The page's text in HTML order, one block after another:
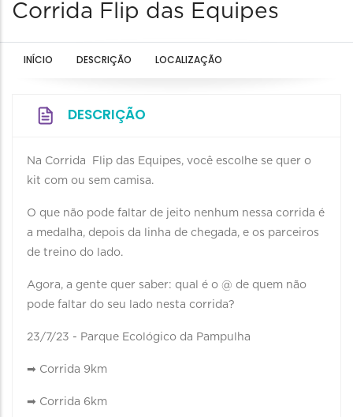
Corrida Flip das Equipes
INÍCIO DESCRIÇÃO LOCALIZAÇÃO
DESCRIÇÃO
Na Corrida Flip das Equipes, você escolhe se quer o
kit com ou sem camisa.
O que não pode faltar de jeito nenhum nessa corrida é
a medalha, depois da linha de chegada, e os parceiros
de treino do lado.
Agora, a gente quer saber: qual é o @ de quem não
pode faltar do seu lado nesta corrida?
23/7/23 - Parque Ecológico da Pampulha
➡ Corrida 9km
➡ Corrida 6km